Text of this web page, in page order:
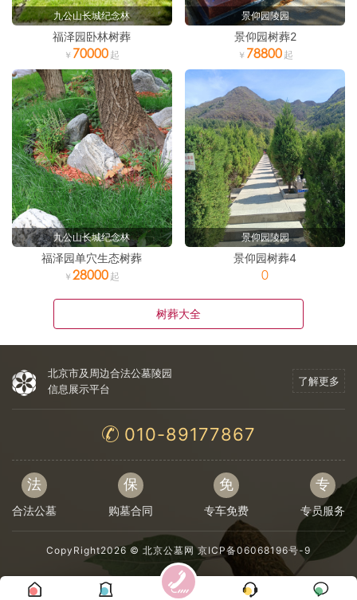
九公山长城纪念林
福泽园卧林树葬
70000
景仰园陵园
景仰园树葬2
78800
九公山长城纪念林
福泽园单穴生态树葬
28000
景仰园陵园
景仰园树葬4
0
树葬大全
北京市及周边合法公墓陵园
信息展示平台
了解更多
010-89177867
法
合法公墓
保
购墓合同
免
专车免费
专
专员服务
CopyRight2026 © 北京公墓网 京ICP备06068196号-9